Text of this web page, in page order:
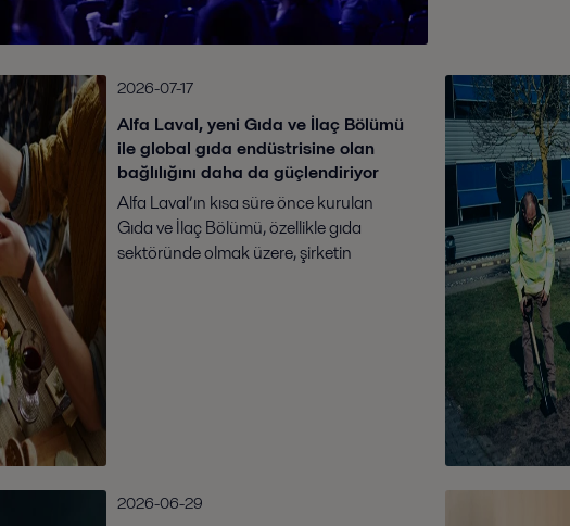
2026-07-17
Alfa Laval, yeni Gıda ve İlaç Bölümü
ile global gıda endüstrisine olan
bağlılığını daha da güçlendiriyor
Alfa Laval’ın kısa süre önce kurulan
Gıda ve İlaç Bölümü, özellikle gıda
sektöründe olmak üzere, şirketin
2026-06-29